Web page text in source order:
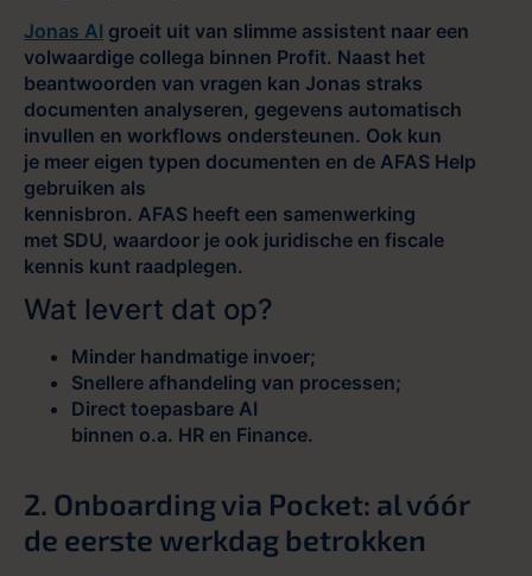
Jonas AI groeit uit van slimme assistent naar een
volwaardige collega binnen Profit. Naast het
beantwoorden van vragen kan Jonas straks
documenten analyseren, gegevens automatisch
invullen en workflows ondersteunen. Ook kun
je meer eigen typen documenten en de AFAS Help
gebruiken als
kennisbron. AFAS heeft een samenwerking
met SDU, waardoor je ook juridische en fiscale
kennis kunt raadplegen.
Wat levert dat op?
Minder handmatige invoer;
Snellere afhandeling van processen;
Direct toepasbare AI
binnen o.a. HR en Finance.
2. Onboarding via Pocket: al vóór
de eerste werkdag betrokken